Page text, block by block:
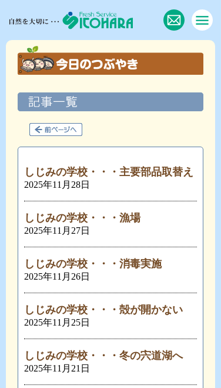
しじみの学校・・・主要部品取替え
2025年11月28日
しじみの学校・・・漁場
2025年11月27日
しじみの学校・・・消毒実施
2025年11月26日
しじみの学校・・・殻が開かない
2025年11月25日
しじみの学校・・・冬の宍道湖へ
2025年11月21日